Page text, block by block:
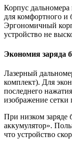
Корпус
для комфортного и
Эргономичный
устройство не
Экономия заряда
Лазерный
комплект). Для
последнего
изображение сетки
При низком заряде
аккумулятор».
что устройство